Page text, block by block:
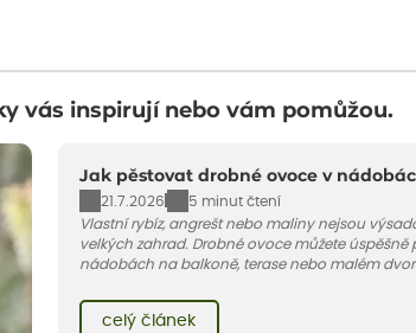
vás inspirují nebo vám pomůžou.
Jak pěstovat drobné ovoce v
21.7.2026
5 minut čtení
Vlastní rybíz, angrešt nebo maliny nejsou
velkých zahrad. Drobné ovoce můžete úspěšně
nádobách na balkoně, terase nebo malém
pár základních pravidel. V tomto článku vám
celý článek